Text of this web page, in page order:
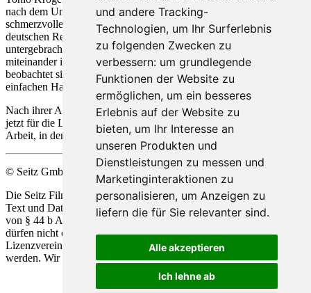
und andere Tracking-
Technologien, um Ihr Surferlebnis
zu folgenden Zwecken zu
verbessern: um grundlegende
Funktionen der Website zu
ermöglichen, um ein besseres
Erlebnis auf der Website zu
bieten, um Ihr Interesse an
unseren Produkten und
Dienstleistungen zu messen und
Marketinginteraktionen zu
personalisieren, um Anzeigen zu
liefern die für Sie relevanter sind.
Alle akzeptieren
Ich lehne ab
nach dem Unverbildeten, erlebt überraschend seinen letzten
schmerzvollen Höhepunkt. Hand und Inga sind Mitglieder einer
deutschen Reisegesellschaft, die in Krögers Hotel vorübergehend
untergebracht ist. Sie sind verheiratet und vollkommen glücklich
miteinander in ihrer beneidenswert unbeschwerten Heiterkeit. Tonio
beobachtet sie heimlich, unerkannt und weit distanziert von ihrer
einfachen Harmonie.
Nach ihrer Abreise trennt Tonio sich endgültig von Lisaweta. Er ist
jetzt für die Liebenden gestorben und bereit, nur noch in seiner
Arbeit, in den Personen seiner Bücher weiter zu leben.
© Seitz GmbH Filmproduktion
Die Seitz Film Produktion behält sich die Nutzung Ihrer Werke zu
Text und Data Mining, alsio der automatisierten Analyse im Sinne
von § 44 b Abs.1 und 2 UrhG ausdrücklich vor. Unsere Werke
dürfen nicht ohne unsere ausdrückliche Zustimmung in Form einer
Lizenzvereinbarung für die Vervielfältigung und Analyse genützt
werden. Wir behalten uns alle Rechte gemäß § 44 b Abs.3 vor.